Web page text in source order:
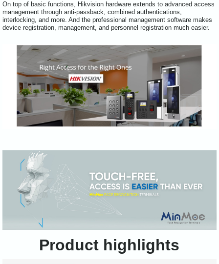
On top of basic functions, Hikvision hardware extends to advanced access
management through anti-passback, combined authentications,
interlocking, and more. And the professional management software makes
device registration, management, and personnel registration much easier.
Product highlights